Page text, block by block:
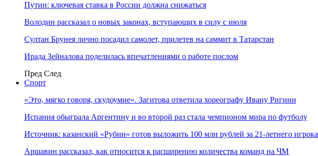
Путин: ключевая ставка в России должна снижаться
Володин рассказал о новых законах, вступающих в силу с июля
Султан Брунея лично посадил самолет, прилетев на саммит в Татарстан
Ирада Зейналова поделилась впечатлениями о работе послом
Пред След
Спорт
«Это, мягко говоря, скудоумие». Загитова ответила хореографу Ивану Ригини
Испания обыграла Аргентину и во второй раз стала чемпионом мира по футболу
Источник: казанский «Рубин» готов выложить 100 млн рублей за 21-летнего игрока
Аршавин рассказал, как относится к расширению количества команд на ЧМ